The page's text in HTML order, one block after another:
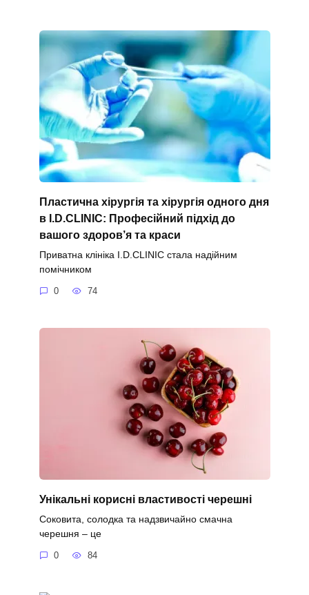
Пластична хірургія та хірургія одного дня
в I.D.CLINIC: Професійний підхід до
вашого здоров’я та краси
Приватна клініка I.D.CLINIC стала надійним
помічником
0 74
Унікальні корисні властивості черешні
Соковита, солодка та надзвичайно смачна
черешня – це
0 84